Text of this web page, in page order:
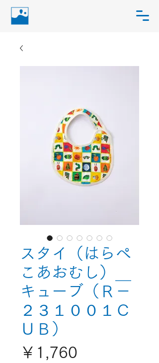
スタイ（はらぺ
こあおむし）＿
キューブ（Ｒ－
２３１００１Ｃ
ＵＢ）
￥1,760